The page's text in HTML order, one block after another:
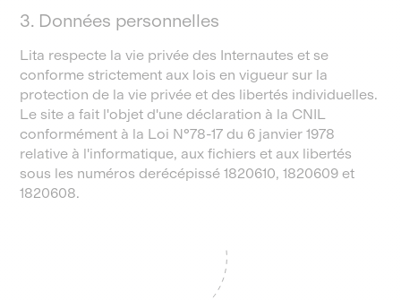
3. Données personnelles
Lita respecte la vie privée des Internautes et se
conforme strictement aux lois en vigueur sur la
protection de la vie privée et des libertés individuelles.
Le site a fait l'objet d'une déclaration à la CNIL
conformément à la Loi Nº78-17 du 6 janvier 1978
relative à l'informatique, aux fichiers et aux libertés
sous les numéros derécépissé 1820610, 1820609 et
1820608.